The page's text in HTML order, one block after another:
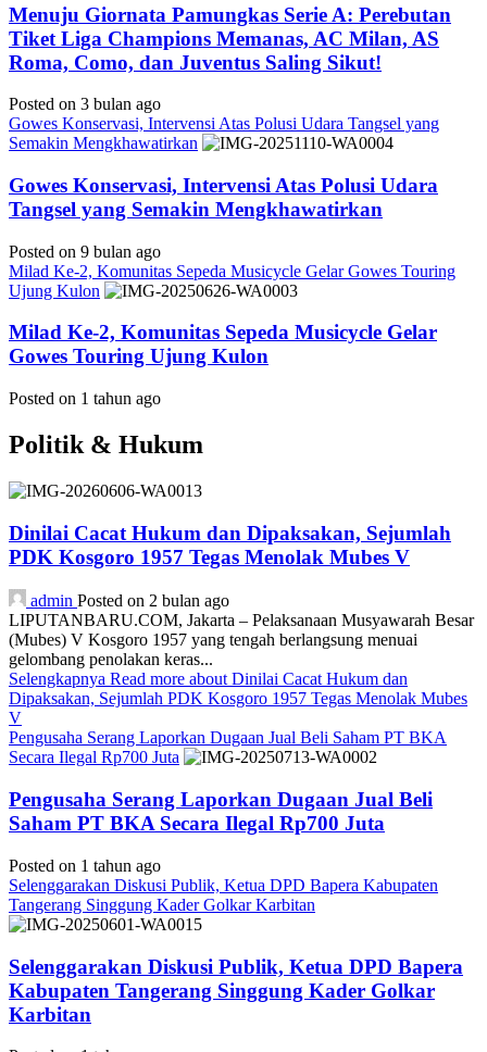
Menuju Giornata Pamungkas Serie A: Perebutan
Tiket Liga Champions Memanas, AC Milan, AS
Roma, Como, dan Juventus Saling Sikut!
Posted on 3 bulan ago
Gowes Konservasi, Intervensi Atas Polusi Udara Tangsel yang
Semakin Mengkhawatirkan
Gowes Konservasi, Intervensi Atas Polusi Udara
Tangsel yang Semakin Mengkhawatirkan
Posted on 9 bulan ago
Milad Ke-2, Komunitas Sepeda Musicycle Gelar Gowes Touring
Ujung Kulon
Milad Ke-2, Komunitas Sepeda Musicycle Gelar
Gowes Touring Ujung Kulon
Posted on 1 tahun ago
Politik & Hukum
Dinilai Cacat Hukum dan Dipaksakan, Sejumlah
PDK Kosgoro 1957 Tegas Menolak Mubes V
admin Posted on 2 bulan ago
LIPUTANBARU.COM, Jakarta – Pelaksanaan Musyawarah Besar
(Mubes) V Kosgoro 1957 yang tengah berlangsung menuai
gelombang penolakan keras...
Selengkapnya Read more about Dinilai Cacat Hukum dan
Dipaksakan, Sejumlah PDK Kosgoro 1957 Tegas Menolak Mubes
V
Pengusaha Serang Laporkan Dugaan Jual Beli Saham PT BKA
Secara Ilegal Rp700 Juta
Pengusaha Serang Laporkan Dugaan Jual Beli
Saham PT BKA Secara Ilegal Rp700 Juta
Posted on 1 tahun ago
Selenggarakan Diskusi Publik, Ketua DPD Bapera Kabupaten
Tangerang Singgung Kader Golkar Karbitan
Selenggarakan Diskusi Publik, Ketua DPD Bapera
Kabupaten Tangerang Singgung Kader Golkar
Karbitan